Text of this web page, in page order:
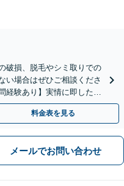
破損、脱毛やシミ取りでの
い場合はぜひご相談くださ
経験あり】実情に即したア
を目指します。
料金表を見る
メールでお問い合わせ